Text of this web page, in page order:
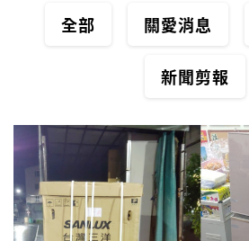
全部 關愛消息
新聞剪報